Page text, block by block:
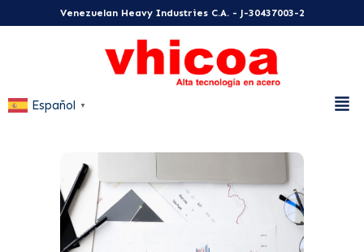
Venezuelan Heavy Industries C.A. - J-30437003-2
Español ▼